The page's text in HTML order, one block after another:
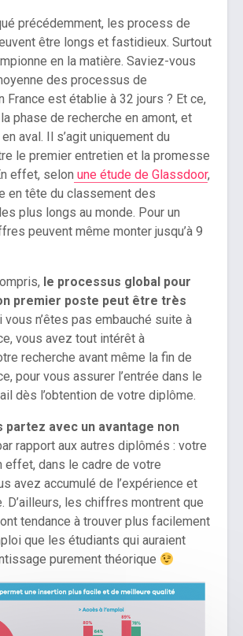
précédemment, les process de
être longs et fastidieux. Surtout
en la matière. Saviez-vous
des processus de
France est établie à 32 jours ? Et ce,
phase de recherche en amont, et
aval. Il s’agit uniquement du
le premier entretien et la promesse
effet, selon une étude de Glassdoor,
en tête du classement des
plus longs au monde. Pour un
peuvent même monter jusqu’à 9
le processus global pour
premier poste peut être très
vous n’êtes pas embauché suite à
vous avez tout intérêt à
recherche avant même la fin de
pour vous assurer l’entrée dans le
dès l’obtention de votre diplôme.
partez avec un avantage non
rapport aux autres diplômés : votre
effet, dans le cadre de votre
avez accumulé de l’expérience et
D’ailleurs, les chiffres montrent que
tendance à trouver plus facilement
que les étudiants qui auraient
purement théorique